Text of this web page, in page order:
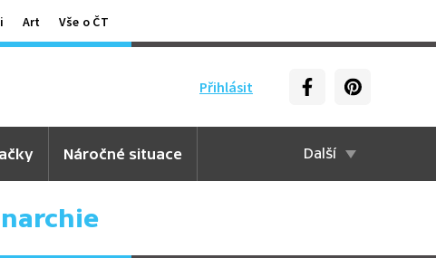
Art Vše o ČT
Přihlásit
Náročné situace Další